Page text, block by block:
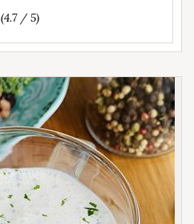
(4.7 / 5)